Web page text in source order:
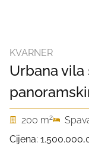
KVARNER
Urbana vila
200 m2
Cijena: